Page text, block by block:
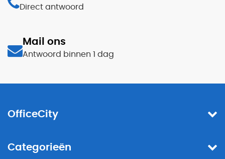
Direct antwoord
Mail ons
Antwoord binnen 1 dag
OfficeCity
Categorieën